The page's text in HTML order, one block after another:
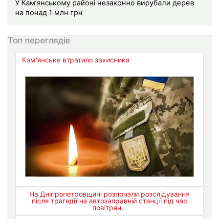
У Кам’янському районі незаконно вирубали дерев
на понад 1 млн грн
Топ переглядів
Кам'янське втратило захисника
На Дніпропетровщині розпочали розслідування
після трагедії на автозаправній станції під час
повітрян…